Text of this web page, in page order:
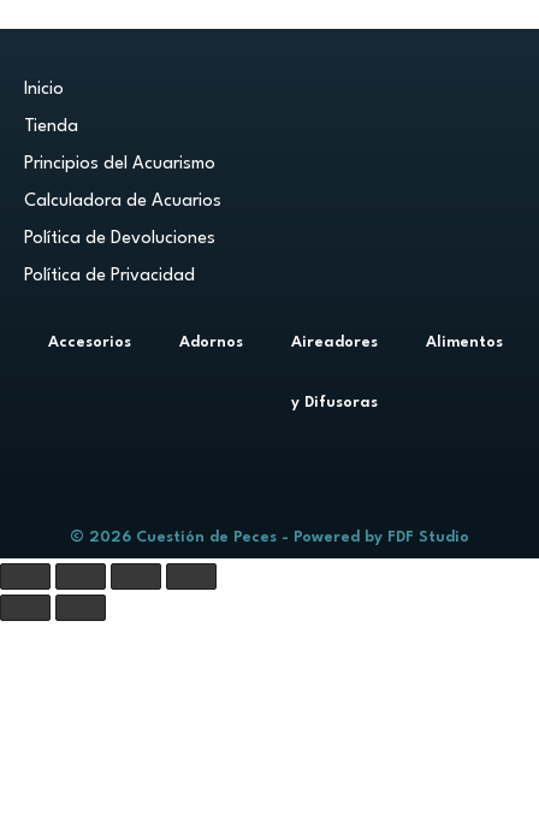
Inicio
Tienda
Principios del Acuarismo
Calculadora de Acuarios
Política de Devoluciones
Política de Privacidad
Accesorios Adornos Aireadores
y Difusoras
Alimentos
© 2026 Cuestión de Peces - Powered by FDF Studio